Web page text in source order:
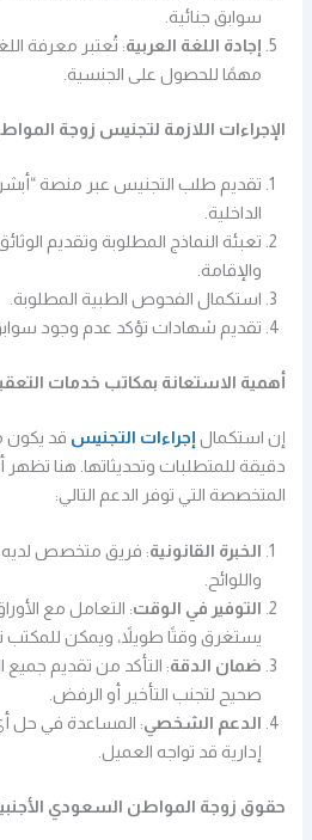
سوابق جنائية.
إجادة اللغة العربية: تُعتبر معرفة
مهمًا للحصول على الجنسية.
الإجراءات اللازمة لتجنيس زوجة
تقديم طلب التجنيس عبر منصة
الداخلية.
تعبئة النماذج المطلوبة وتقديم
والإقامة.
استكمال الفحوص الطبية المطلوبة.
تقديم شهادات تؤكد عدم وجود سوابق
أهمية الاستعانة بمكاتب خدمات
إن استكمال إجراءات التجنيس قد يكون
دقيقة للمتطلبات وتحديثاتها. هنا
المتخصصة التي توفر الدعم التالي:
الخبرة القانونية: فريق متخصص لديه
واللوائح.
التوفير في الوقت: التعامل مع
يستغرق وقتًا طويلاً، ويمكن للمكتب
ضمان الدقة: التأكد من تقديم
صحيح لتجنب التأخير أو الرفض.
الدعم الشخصي: المساعدة في حل
إدارية قد تواجه العميل.
حقوق زوجة المواطن السعودي